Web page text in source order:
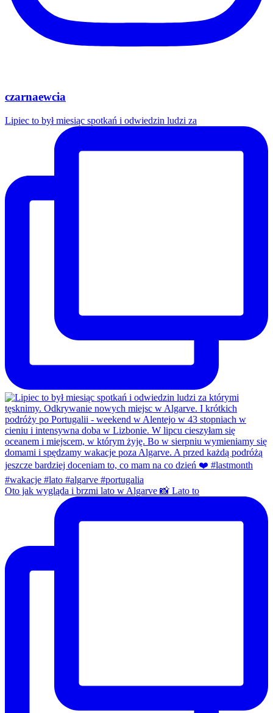
czarnaewcia
Lipiec to był miesiąc spotkań i odwiedzin ludzi za
Oto jak wygląda i brzmi lato w Algarve 📸 Lato to